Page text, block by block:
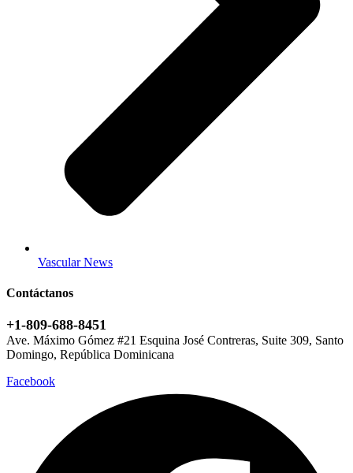
Vascular News
Contáctanos
+1-809-688-8451
Ave. Máximo Gómez #21 Esquina José Contreras, Suite 309, Santo
Domingo, República Dominicana
Facebook